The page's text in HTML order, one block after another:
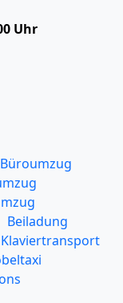
Uhr
Büroumzug
Beiladung
Klaviertransport